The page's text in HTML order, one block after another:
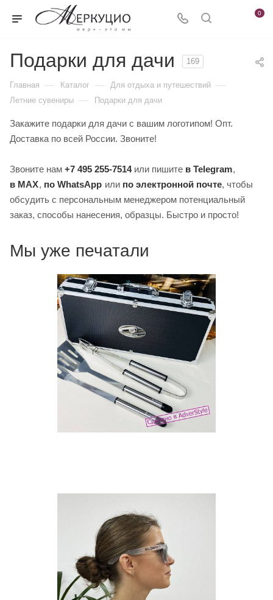
0
Подарки для дачи 169
Главная — Каталог — Для отдыха и путешествий —
Летние сувениры — Подарки для дачи
Закажите подарки для дачи с вашим логотипом! Опт.
Доставка по всей России. Звоните!
Звоните нам +7 495 255-7514или пишите в Telegram,
в MAX, по WhatsApp или по электронной почте, чтобы
обсудить с персональным менеджером потенциальный
заказ, способы нанесения, образцы. Быстро и просто!
Мы уже печатали